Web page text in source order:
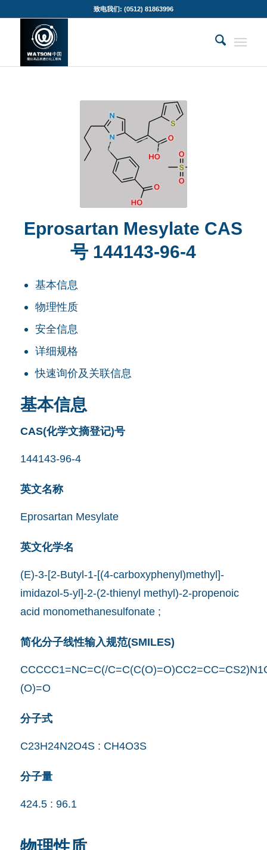
致电我们: (0512) 81863996
Eprosartan Mesylate CAS
号 144143-96-4
基本信息
物理性质
安全信息
详细规格
快速询价及关联信息
基本信息
CAS(化学文摘登记)号
144143-96-4
英文名称
Eprosartan Mesylate
英文化学名
(E)-3-[2-Butyl-1-[(4-carboxyphenyl)methyl]-
imidazol-5-yl]-2-(2-thienyl methyl)-2-propenoic
acid monomethanesulfonate ;
简化分子线性输入规范(SMILES)
CCCCC1=NC=C(/
(O)=O
分子式
C23H24N2O4S : CH4O3S
分子量
424.5 : 96.1